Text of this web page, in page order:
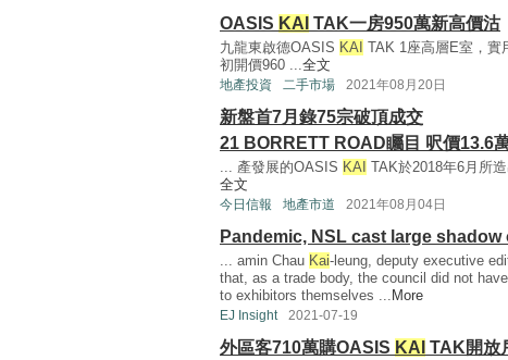
OASIS KAI TAK一房950萬新高價沽
九龍東啟德OASIS KAI TAK 1座高層E室，實
初開價960 ...全文
地產投資 二手市場 2021年08月20日
新盤首7月錄75宗破頂成交
21 BORRETT ROAD矚目 呎價13.6
... 產發展的OASIS KAI TAK於2018年6月所
全文
今日信報 地產市道 2021年08月04日
Pandemic, NSL cast large
... amin Chau Kai-leung, deputy executive
that, as a trade body, the council did not
to exhibitors themselves ... More
EJ Insight 2021-07-19
外區客710萬購OASIS KAI TAK開放